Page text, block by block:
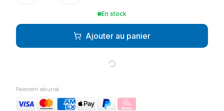
En stock
Ajouter au panier
Paiement sécurisé